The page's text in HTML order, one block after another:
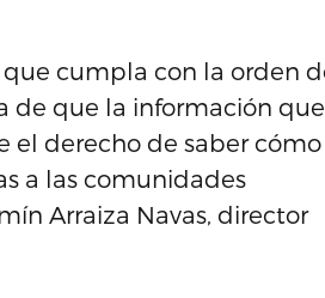
que cumpla con la orden
de que la información que
el derecho de saber cómo
a las comunidades
Arraiza Navas, director